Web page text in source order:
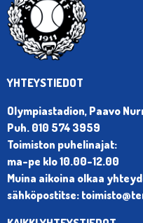
YHTEYSTIEDOT
Olympiastadion, Paavo
Puh. 010 574 3959
Toimiston puhelinajat:
ma-pe klo 10.00-12.00
Muina aikoina olkaa
sähköpostitse: